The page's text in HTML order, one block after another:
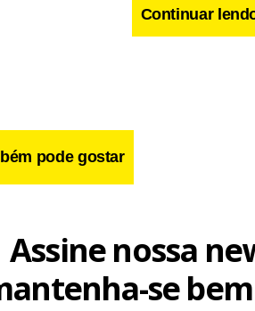
Continuar
pode gostar
Assine nossa
se